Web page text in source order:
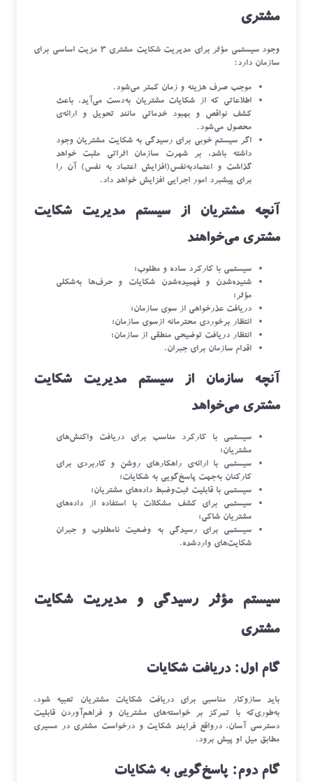
مشتری
وجود سیستمی مؤثر برای مدیریت شکایت مشتری ۳ مزیت اساسی برای
سازمان دارد:
موجب صرف هزینه و زمان کمتر می‌شود.
اطلاعاتی که از شکایات مشتریان به‌دست می‌آید، باعث
کشف نواقص و بهبود خدماتی مانند تحویل و ارائه‌ی
محصول می‌شود.
اگر سیستم خوبی برای رسیدگی به شکایت مشتریان وجود
داشته باشد، بر شهرت سازمان اثراتی مثبت خواهد
گذاشت و اعتمادبه‌نفس(افزایش اعتماد به نفس) آن را
برای پیشبرد امور اجرایی افزایش خواهد داد.
آنچه مشتریان از سیستم مدیریت شکایت
مشتری می‌خواهند
سیستمی با کارکرد ساده و مطلوب؛
شنیده‌شدن و فهمیده‌شدن شکایات و حرف‌ها به‌شکلی
مؤثر؛
دریافت عذرخواهی از سوی سازمان؛
انتظار برخوردی محترمانه ازسوی سازمان؛
انتظار دریافت توضیحی منطقی از سازمان؛
اقدام سازمان برای جبران.
آنچه سازمان از سیستم مدیریت شکایت
مشتری می‌خواهد
سیستمی با کارکرد مناسب برای دریافت واکنش‌های
مشتریان؛
سیستمی با ارائه‌ی راهکارهای روشن و کاربردی برای
کارکنان به‌جهت پاسخ‌گویی به شکایات؛
سیستمی با قابلیت ثبت‌وضبط داده‌های مشتریان؛
سیستمی برای کشف مشکلات با استفاده از داده‌های
مشتریان شاکی؛
سیستمی برای رسیدگی به وضعیت نامطلوب و جبران
شکایت‌های واردشده.
سیستم مؤثر رسیدگی و مدیریت شکایت
مشتری
گام‌ اول: دریافت شکایات
باید سازوکار مناسبی برای دریافت شکایات مشتریان تعبیه شود،
به‌طوری‌که با تمرکز بر خواسته‌های مشتریان و فراهم‌آوردن قابلیت
دسترسی آسان، درواقع فرایند شکایت و درخواست مشتری در مسیری
مطابق میل او پیش برود.
گام دوم:‌ پاسخ‌گویی به شکایات